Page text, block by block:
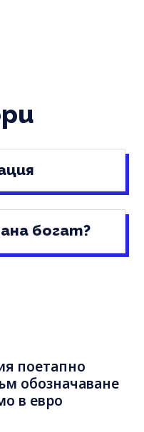
богат?
поетапно
обозначаване
в евро